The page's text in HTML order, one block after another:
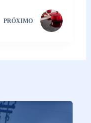
PRÓXIMO